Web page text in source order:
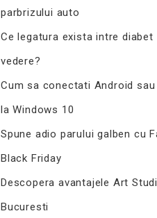
parbrizului auto
Ce legatura exista intre diabet
vedere?
Cum sa conectati Android sau
la Windows 10
Spune adio parului galben cu
Black Friday
Descopera avantajele Art
Bucuresti